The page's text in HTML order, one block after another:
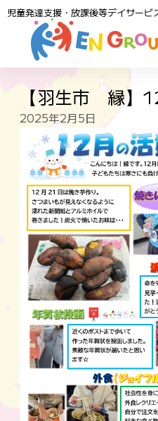
児童発達支援・放課後等デイサービ
【羽生市 縁】
2025年2月5日